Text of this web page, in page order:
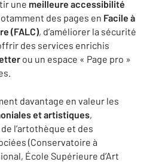
une meilleure accessibilité
des pages en Facile à
(FALC), d’améliorer la sécurité
des services enrichis
ou un espace « Page pro »
davantage en valeur les
et artistiques,
l’artothèque et des
(Conservatoire à
École Supérieure d’Art